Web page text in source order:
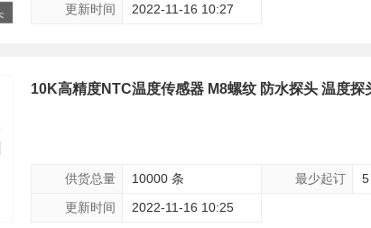
更新时间
2022-11-16 10:27
10K高精度NTC温度传感器 M8螺纹 防水探头 温度探
供货总量 10000 条 最少起订
5
更新时间
2022-11-16 10:25